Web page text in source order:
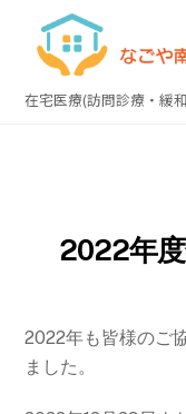
content
在宅医療(訪問診療・緩
2022年
2022年も皆様のご
ました。